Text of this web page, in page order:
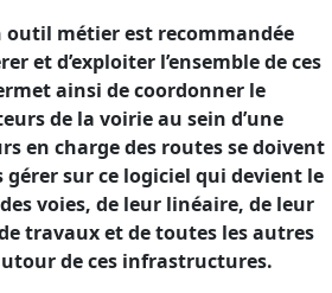
outil métier est recommandée
et d’exploiter l’ensemble de ces
ainsi de coordonner le
de la voirie au sein d’une
en charge des routes se doivent
gérer sur ce logiciel qui devient le
voies, de leur linéaire, de leur
travaux et de toutes les autres
de ces infrastructures.